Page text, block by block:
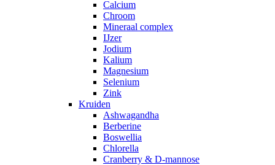
Calcium
Chroom
Mineraal complex
IJzer
Jodium
Kalium
Magnesium
Selenium
Zink
Kruiden
Ashwagandha
Berberine
Boswellia
Chlorella
Cranberry & D-mannose